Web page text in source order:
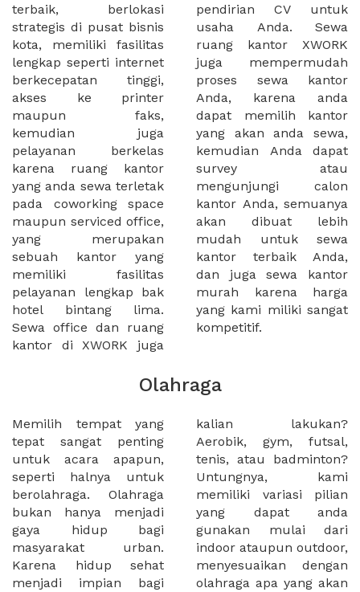
terbaik, berlokasi
strategis di pusat bisnis
kota, memiliki fasilitas
lengkap seperti internet
berkecepatan tinggi,
akses ke printer
maupun faks,
kemudian juga
pelayanan berkelas
karena ruang kantor
yang anda sewa terletak
pada coworking space
maupun serviced office,
yang merupakan
sebuah kantor yang
memiliki fasilitas
pelayanan lengkap bak
hotel bintang lima.
Sewa office dan ruang
kantor di XWORK juga
pendirian CV untuk
usaha Anda. Sewa
ruang kantor XWORK
juga mempermudah
proses sewa kantor
Anda, karena anda
dapat memilih kantor
yang akan anda sewa,
kemudian Anda dapat
survey atau
mengunjungi calon
kantor Anda, semuanya
akan dibuat lebih
mudah untuk sewa
kantor terbaik Anda,
dan juga sewa kantor
murah karena harga
yang kami miliki sangat
kompetitif.
Olahraga
Memilih tempat yang
tepat sangat penting
untuk acara apapun,
seperti halnya untuk
berolahraga. Olahraga
bukan hanya menjadi
gaya hidup bagi
masyarakat urban.
Karena hidup sehat
menjadi impian bagi
kalian lakukan?
Aerobik, gym, futsal,
tenis, atau badminton?
Untungnya, kami
memiliki variasi pilian
yang dapat anda
gunakan mulai dari
indoor ataupun outdoor,
menyesuaikan dengan
olahraga apa yang akan